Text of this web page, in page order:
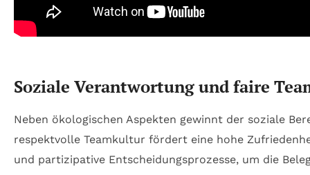
Soziale Verantwortung und faire
Neben ökologischen Aspekten gewinnt der soziale
respektvolle Teamkultur fördert eine hohe
und partizipative Entscheidungsprozesse, um die